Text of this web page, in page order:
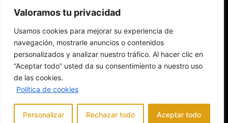
Valoramos tu privacidad
Usamos cookies para mejorar su experiencia de
navegación, mostrarle anuncios o contenidos
personalizados y analizar nuestro tráfico. Al hacer clic en
“Aceptar todo” usted da su consentimiento a nuestro uso
de las cookies.
Política de cookies
Personalizar Rechazar todo Aceptar todo